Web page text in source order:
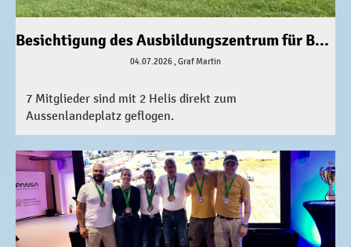
Besichtigung des Ausbildungszentrum für Bergwacht in Bad Tölz
04.07.2026, Graf Martin
7 Mitglieder sind mit 2 Helis direkt zum
Aussenlandeplatz geflogen.